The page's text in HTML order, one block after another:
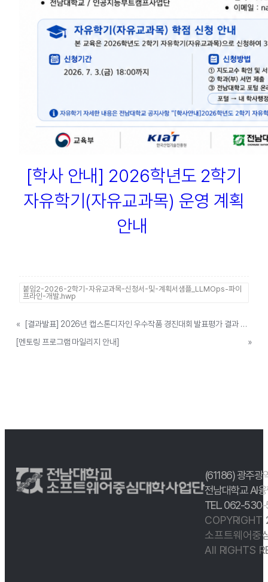
[학사 안내] 2026학년도 2학기
자유학기(자유교과목) 운영 계획
안내
붙임2-2026-2학기-자유교과목-신청서-및-계획서샘플_LLMOps-파이
프라인-개발.hwp
«
[결과발표] 2026년 캡스톤디자인 우수작품 경진대회 발표평가 결과 안내
[멘토링 프로그램 마일리지 안내]
»
(61186) 광주광
전남대학교 AI
TEL. 062-
COPYRIGHT
소프트웨어중
All RIGHTS